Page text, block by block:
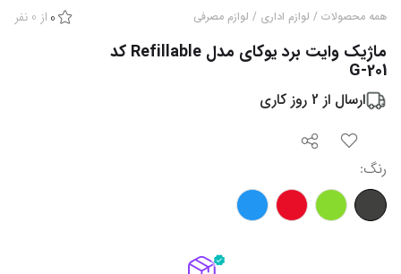
همه محصولات / لوازم اداری / لوازم مصرفی 0 از 0 نفر
ماژیک وایت برد یوکای مدل Refillable کد
G-201
ارسال از 2 روز کاری
رنگ: